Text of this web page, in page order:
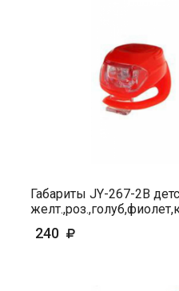
Габариты JY-267-2В
240